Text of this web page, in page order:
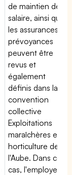
de maintien de
salaire, ainsi que
les assurances
prévoyances
peuvent être
revus et
également
définis dans la
convention
collective
Exploitations
maraîchères et
horticulture de
l'Aube. Dans ce
cas, l'employeur